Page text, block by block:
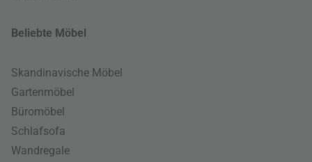
Beliebte Möbel
Skandinavische Möbel
Gartenmöbel
Büromöbel
Schlafsofa
Wandregale